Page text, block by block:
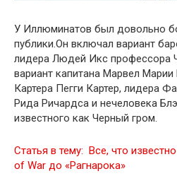
У Иллюминатов был довольно
публики.Он включал вариант
лидера Людей Икс профессора
вариант капитана Марвел
Картера Пегги Картер, лидера
Рида Ричардса и нечеловека
известного как Черный гром.
Статья в тему:
Все, что
of War до «Рагнарока»